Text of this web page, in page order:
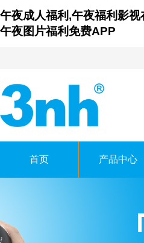
午夜成人福利,午夜福利影
午夜图片福利免费APP
广东午
首页 产品中心